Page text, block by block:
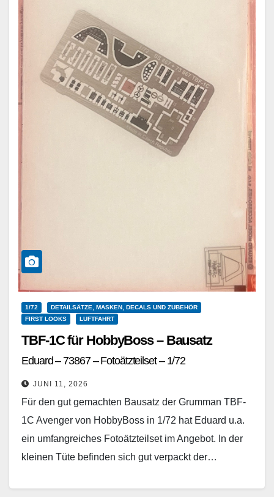
1/72
DETAILSÄTZE, MASKEN, DECALS UND ZUBEHÖR
FIRST LOOKS
LUFTFAHRT
TBF-1C für HobbyBoss – Bausatz
Eduard – 73867 – Fotoätzteilset – 1/72
JUNI 11, 2026
Für den gut gemachten Bausatz der Grumman TBF-
1C Avenger von HobbyBoss in 1/72 hat Eduard u.a.
ein umfangreiches Fotoätzteilset im Angebot. In der
kleinen Tüte befinden sich gut verpackt der…